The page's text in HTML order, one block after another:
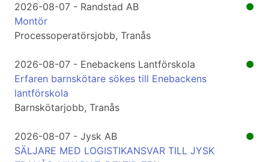
●
2026-08-07 - Randstad AB
Montör
Processoperatörsjobb, Tranås
●
2026-08-07 - Enebackens Lantförskola
Erfaren barnskötare sökes till Enebackens
lantförskola
Barnskötarjobb, Tranås
●
2026-08-07 - Jysk AB
SÄLJARE MED LOGISTIKANSVAR TILL JYSK